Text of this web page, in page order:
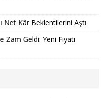
Net Kâr Beklentilerini Aştı
Zam Geldi: Yeni Fiyatı